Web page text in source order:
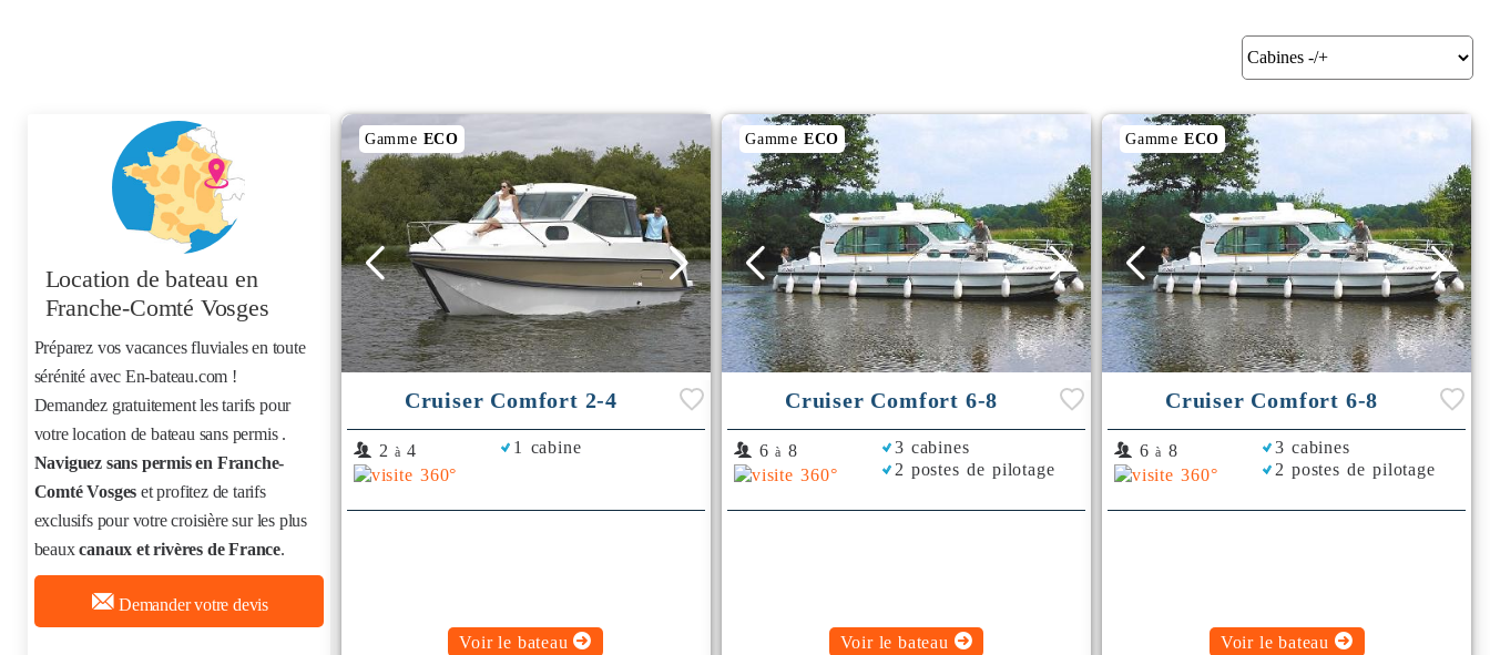
Location de bateau en
Franche-Comté Vosges
Préparez vos vacances fluviales en toute
sérénité avec En-bateau.com !
Demandez gratuitement les tarifs pour
votre location de bateau sans permis .
Naviguez sans permis en Franche-
Comté Vosges et profitez de tarifs
exclusifs pour votre croisière sur les plus
beauxcanaux et rivères de France.
Demander votre devis
Gamme ECO
Cruiser Comfort 2-4
2 à4 1 cabine
Voir le bateau
Gamme ECO
Cruiser Comfort 6-8
6 à 8
3 cabines
2 postes de pilotage
Voir le bateau
Gamme ECO
Cruiser Comfort 6-8
6 à 8
3 cabines
2 postes de pilotage
Voir le bateau